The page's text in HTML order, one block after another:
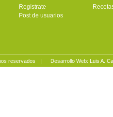
Regístrate
Post de usuarios
reservados | Desarrollo Web: Luis